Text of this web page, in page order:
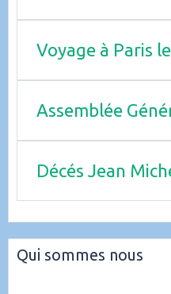
Voyage à Paris
Assemblée
Décés Jean
Qui sommes nous